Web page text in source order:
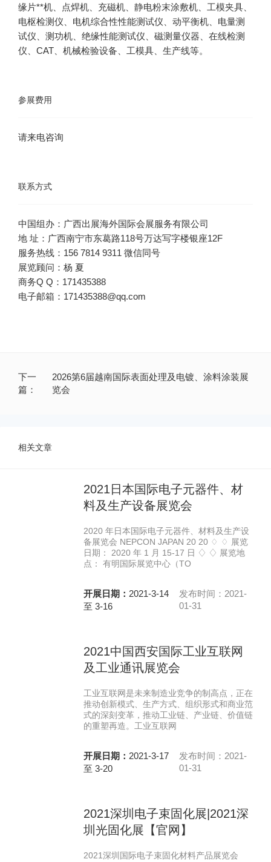
缘片**机、点焊机、充磁机、静电粉末涂敷机、工模夹具、
电枢检测仪、电机综合性性能测试仪、动平衡机、电量测
试仪、测功机、绝缘性能测试仪、磁测量仪器、在线检测
仪、CAT、机械检验设备、工模具、生产线等。
参展费用
请来电咨询
联系方式
电子邮箱：171435388@qq.com
下一
篇：
2026第6届越南国际表面处理及电镀、涂料涂装展
览会
相关文章
2021日本国际电子元器件、材
料及生产设备展览会
2020 年日本国际电子元器件、材料及生产设
备展览会 NEPCON JAPAN 20 20 ♢ ♢ 展览
日期： 2020 年 1 月 15-17 日 ♢ ♢ 展览地
点： 有明国际展览中心（TO
开展日期： 2021-3-14
至 3-16
发布时间：2021-
01-31
2021中国西安国际工业互联网
及工业通讯展览会
工业互联网是未来制造业竞争的制高点，正在
推动创新模式、生产方式、组织形式和商业范
式的深刻变革，推动工业链、产业链、价值链
的重塑再造。工业互联网
开展日期： 2021-3-17
至 3-20
发布时间：2021-
01-31
2021深圳电子束固化展|2021深
圳光固化展【官网】
2021深圳国际电子束固化材料产品展览会